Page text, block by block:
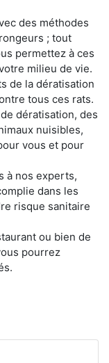
des méthodes
; tout
permettez à ces
milieu de vie.
de la dératisation
tous ces rats.
dératisation, des
nuisibles,
vous et pour
à nos experts,
dans les
risque sanitaire
ou bien de
pourrez